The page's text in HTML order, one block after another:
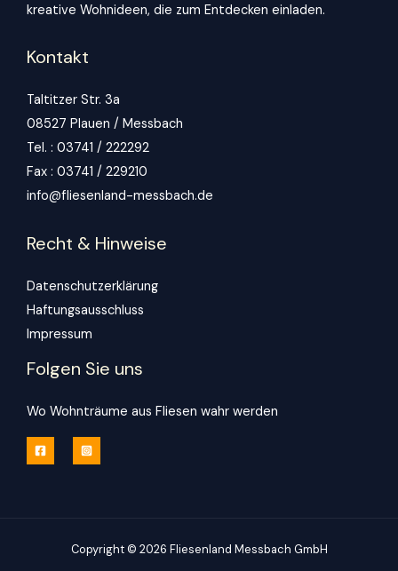
kreative Wohnideen, die zum Entdecken einladen.
Kontakt
Taltitzer Str. 3a
08527 Plauen / Messbach
Tel. : 03741 / 222292
Fax : 03741 / 229210
info@fliesenland-messbach.de
Recht & Hinweise
Datenschutzerklärung
Haftungsausschluss
Impressum
Folgen Sie uns
Wo Wohnträume aus Fliesen wahr werden
Copyright © 2026 Fliesenland Messbach GmbH